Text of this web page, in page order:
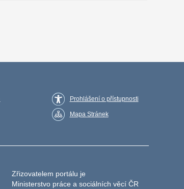
Prohlášení o přístupnosti
Mapa Stránek
Zřizovatelem portálu je
Ministerstvo práce a sociálních věcí ČR